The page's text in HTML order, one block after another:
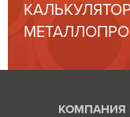
КОМПАНИЯ